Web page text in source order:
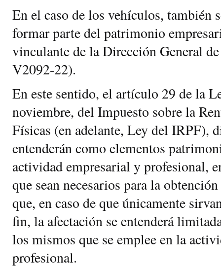
En el caso de los vehículos, también
formar parte del patrimonio
vinculante de la Dirección General
V2092-22).
En este sentido, el artículo 29 de la
noviembre, del Impuesto sobre la
Físicas (en adelante, Ley del IRPF),
entenderán como elementos
actividad empresarial y profesional,
que sean necesarios para la
que, en caso de que únicamente
fin, la afectación se entenderá
los mismos que se emplee en la
profesional.